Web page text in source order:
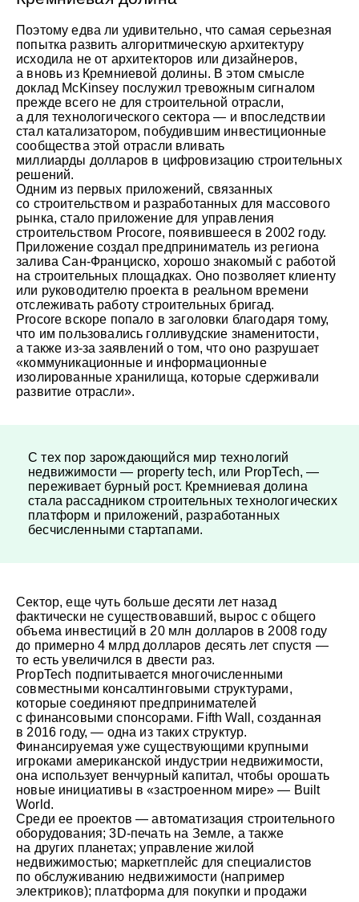
Поэтому едва ли удивительно, что самая серьезная
попытка развить алгоритмическую архитектуру
исходила не от архитекторов или дизайнеров,
а вновь из Кремниевой долины. В этом смысле
доклад McKinsey послужил тревожным сигналом
прежде всего не для строительной отрасли,
а для технологического сектора — и впоследствии
стал катализатором, побудившим инвестиционные
сообщества этой отрасли вливать
миллиарды долларов в цифровизацию строительных
решений.
Одним из первых приложений, связанных
со строительством и разработанных для массового
рынка, стало приложение для управления
строительством Procore, появившееся в 2002 году.
Приложение создал предприниматель из региона
залива Сан-Франциско, хорошо знакомый с работой
на строительных площадках. Оно позволяет клиенту
или руководителю проекта в реальном времени
отслеживать работу строительных бригад.
Procore вскоре попало в заголовки благодаря тому,
что им пользовались голливудские знаменитости,
а также из-за заявлений о том, что оно разрушает
«коммуникационные и информационные
изолированные хранилища, которые сдерживали
развитие отрасли».
С тех пор зарождающийся мир технологий
недвижимости — property tech, или PropTech, —
переживает бурный рост. Кремниевая долина
стала рассадником строительных технологических
платформ и приложений, разработанных
бесчисленными стартапами.
Сектор, еще чуть больше десяти лет назад
фактически не существовавший, вырос с общего
объема инвестиций в 20 млн долларов в 2008 году
до примерно 4 млрд долларов десять лет спустя —
то есть увеличился в двести раз.
PropTech подпитывается многочисленными
совместными консалтинговыми структурами,
которые соединяют предпринимателей
с финансовыми спонсорами. Fifth Wall, созданная
в 2016 году, — одна из таких структур.
Финансируемая уже существующими крупными
игроками американской индустрии недвижимости,
она использует венчурный капитал, чтобы орошать
новые инициативы в «застроенном мире» — Built
World.
Среди ее проектов — автоматизация строительного
оборудования; 3D-печать на Земле, а также
на других планетах; управление жилой
недвижимостью; маркетплейс для специалистов
по обслуживанию недвижимости (например
электриков); платформа для покупки и продажи